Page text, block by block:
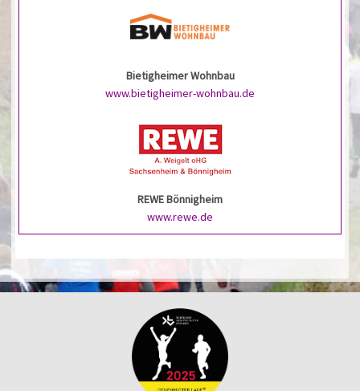
Bietigheimer Wohnbau
www.bietigheimer-wohnbau.de
REWE Bönnigheim
www.rewe.de